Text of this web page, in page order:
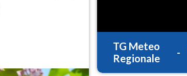
TG Meteo
Regionale
-